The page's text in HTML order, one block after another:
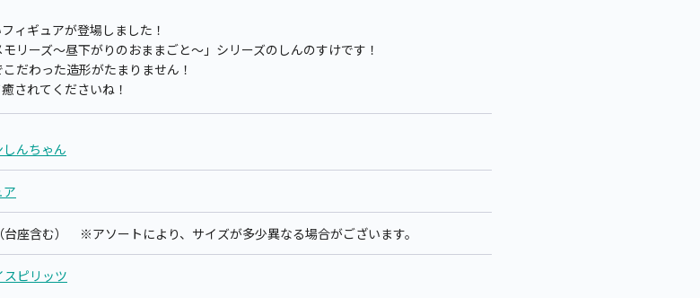
ィギュアが登場しました！
リーズ～昼下がりのおままごと～」シリーズのしんのすけです！
だわった造形がたまりません！
されてくださいね！
んちゃん
ア
座含む） ※アソートにより、サイズが多少異なる場合がございます。
スピリッツ